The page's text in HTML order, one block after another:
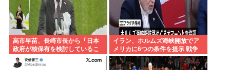
高市早苗、長崎市長から「日本
政府が核保有を検討しているこ
と」を公然と批判され思いっき
り睨みつける
イラン、ホルムズ海峡開放でア
メリカに6つの条件を提示 戦争
継続へ